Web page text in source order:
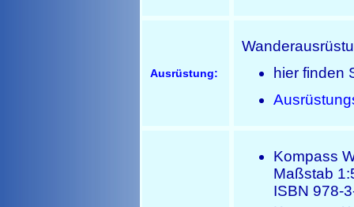
Ausrüstung:
hier finden
Kompass
Maßstab
ISBN 978-